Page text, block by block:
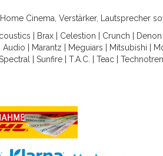
Cinema, Verstärker, Lautsprecher
Brax Celestion Crunch Denon
Audio Marantz Meguiars Mitsubishi
Sunfire T.A.C. Teac